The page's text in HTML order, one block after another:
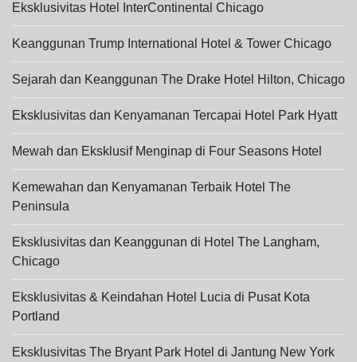
Eksklusivitas Hotel InterContinental Chicago
Keanggunan Trump International Hotel & Tower Chicago
Sejarah dan Keanggunan The Drake Hotel Hilton, Chicago
Eksklusivitas dan Kenyamanan Tercapai Hotel Park Hyatt
Mewah dan Eksklusif Menginap di Four Seasons Hotel
Kemewahan dan Kenyamanan Terbaik Hotel The
Peninsula
Eksklusivitas dan Keanggunan di Hotel The Langham,
Chicago
Eksklusivitas & Keindahan Hotel Lucia di Pusat Kota
Portland
Eksklusivitas The Bryant Park Hotel di Jantung New York